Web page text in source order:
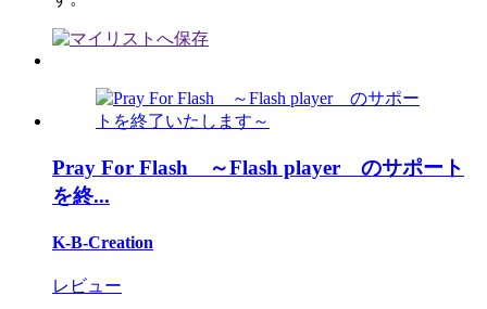
Pray For Flash ～Flash player のサポート
を終...
K-B-Creation
レビュー